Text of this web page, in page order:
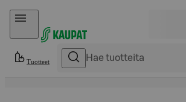
Hyppää sisältöön
Tuotteet